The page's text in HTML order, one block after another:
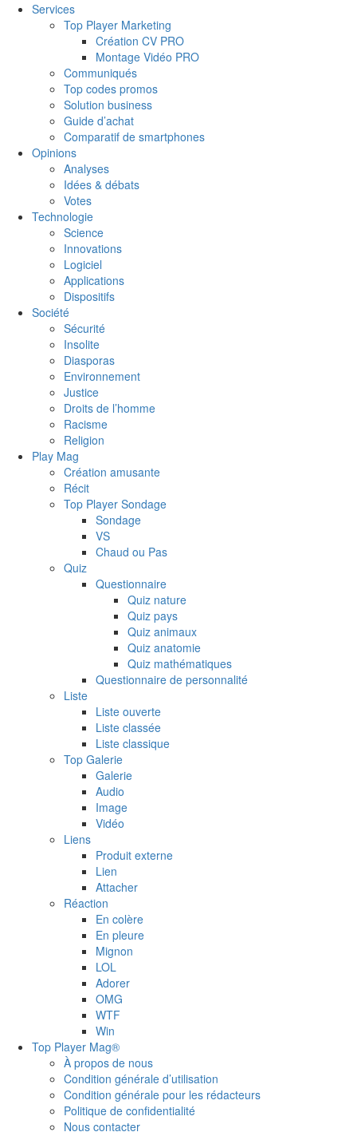
Services
Top Player Marketing
Création CV PRO
Montage Vidéo PRO
Communiqués
Top codes promos
Solution business
Guide d’achat
Comparatif de smartphones
Opinions
Analyses
Idées & débats
Votes
Technologie
Science
Innovations
Logiciel
Applications
Dispositifs
Société
Sécurité
Insolite
Diasporas
Environnement
Justice
Droits de l’homme
Racisme
Religion
Play Mag
Création amusante
Récit
Top Player Sondage
Sondage
VS
Chaud ou Pas
Quiz
Questionnaire
Quiz nature
Quiz pays
Quiz animaux
Quiz anatomie
Quiz mathématiques
Questionnaire de personnalité
Liste
Liste ouverte
Liste classée
Liste classique
Top Galerie
Galerie
Audio
Image
Vidéo
Liens
Produit externe
Lien
Attacher
Réaction
En colère
En pleure
Mignon
LOL
Adorer
OMG
WTF
Win
Top Player Mag®
À propos de nous
Condition générale d’utilisation
Condition générale pour les rédacteurs
Politique de confidentialité
Nous contacter